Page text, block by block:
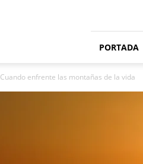
PORTADA
Cuando enfrente las montañas de la vida